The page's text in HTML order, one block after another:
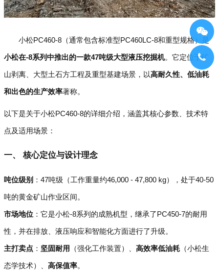
小松PC460-8（通常包含标准型PC460LC-8和重型规格）是
小松在-8系列中推出的一款47吨级大型液压挖掘机。它定位于矿
山剥离、大型土石方工程及重型基建场景，以高耐久性、低油耗
和出色的生产效率著称。
以下是关于小松PC460-8的详细介绍，涵盖其核心参数、技术特
点及适用场景：
一、 核心定位与设计理念
吨位级别 ：47吨级（工作重量约46,000 - 47,800 kg），处于40-50
吨的黄金矿山作业区间。
市场地位 ：它是小松-8系列的成熟机型，继承了PC450-7的耐用
性，并在排放、液压响应和智能化方面进行了升级。
主打卖点 ： 坚固耐用 （强化工作装置）、 高效率低油耗 （小松生
态学技术）、 高保值率。